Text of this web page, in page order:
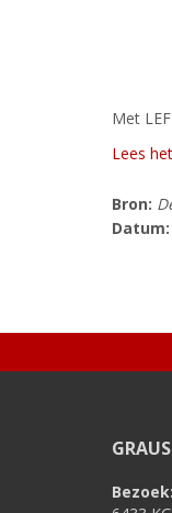
Met
Lees
Bron:
Datum:
GRAUS
Bezoek: